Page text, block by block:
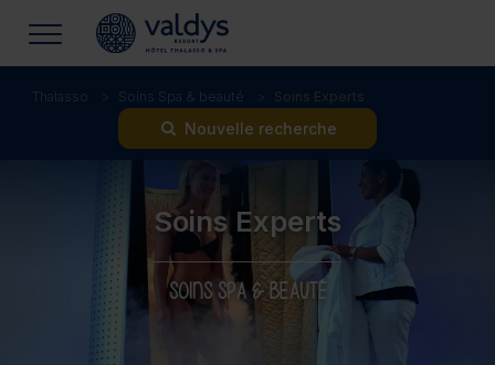
Thalasso Soins Spa & beauté Soins Experts
Nouvelle recherche
Soins Experts
SOINS SPA & BEAUTÉ